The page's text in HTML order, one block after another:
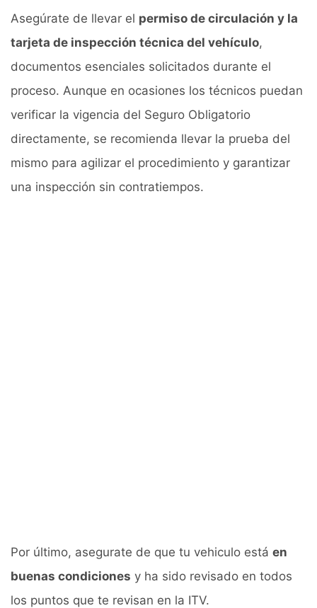
Asegúrate de llevar el permiso de circulación y la
tarjeta de inspección técnica del vehículo,
documentos esenciales solicitados durante el
proceso. Aunque en ocasiones los técnicos puedan
verificar la vigencia del Seguro Obligatorio
directamente, se recomienda llevar la prueba del
mismo para agilizar el procedimiento y garantizar
una inspección sin contratiempos.
Por último, asegurate de que tu vehiculo está en
buenas condiciones y ha sido revisado en todos
los puntos que te revisan en la ITV.